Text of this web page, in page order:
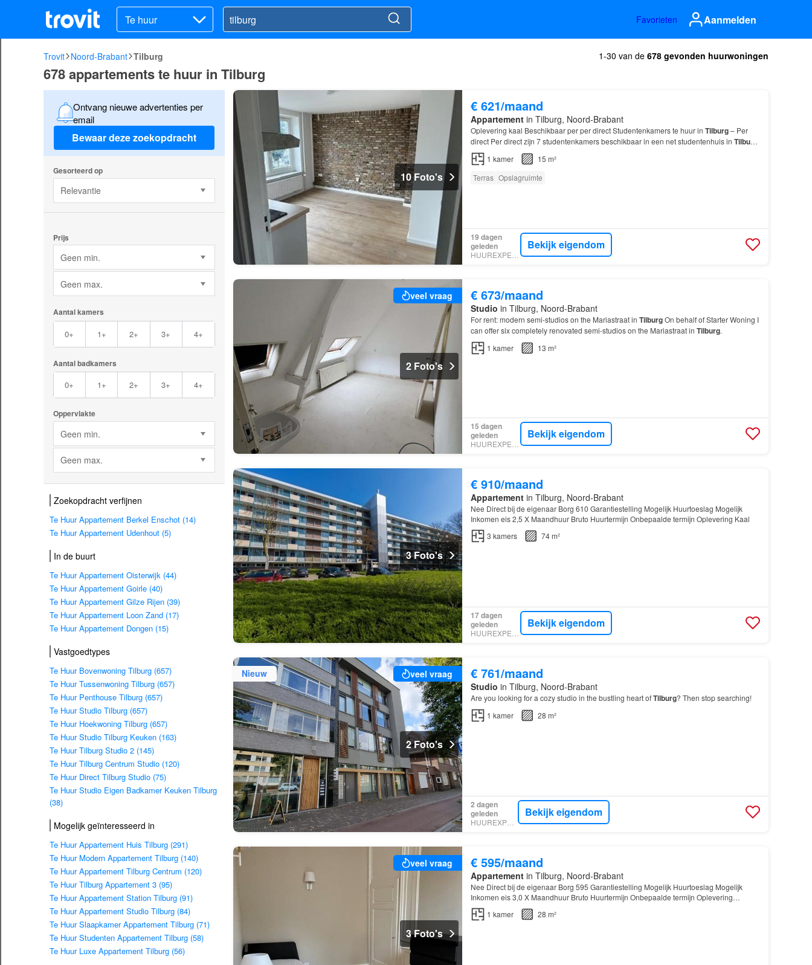
Te huur Favorieten Aanmelden
Trovit Noord-Brabant Tilburg 1-30 van de 678 gevonden huurwoningen
678 appartements te huur in Tilburg
Ontvang nieuwe advertenties per
email
Bewaar deze zoekopdracht
Gesorteerd op
Relevantie
Prijs
Geen min.
Geen max.
Aantal kamers
0+ 1+ 2+ 3+ 4+
Aantal badkamers
0+ 1+ 2+ 3+ 4+
Oppervlakte
Geen min.
Geen max.
Zoekopdracht verfijnen
Te Huur Appartement Berkel Enschot (14)
Te Huur Appartement Udenhout (5)
In de buurt
Te Huur Appartement Oisterwijk (44)
Te Huur Appartement Goirle (40)
Te Huur Appartement Gilze Rijen (39)
Te Huur Appartement Loon Zand (17)
Te Huur Appartement Dongen (15)
Vastgoedtypes
Te Huur Bovenwoning Tilburg (657)
Te Huur Tussenwoning Tilburg (657)
Te Huur Penthouse Tilburg (657)
Te Huur Studio Tilburg (657)
Te Huur Hoekwoning Tilburg (657)
Te Huur Studio Tilburg Keuken (163)
Te Huur Tilburg Studio 2 (145)
Te Huur Tilburg Centrum Studio (120)
Te Huur Direct Tilburg Studio (75)
Te Huur Studio Eigen Badkamer Keuken Tilburg
(38)
Mogelijk geïnteresseerd in
Te Huur Appartement Huis Tilburg (291)
Te Huur Modern Appartement Tilburg (140)
Te Huur Appartement Tilburg Centrum (120)
Te Huur Tilburg Appartement 3 (95)
Te Huur Appartement Station Tilburg (91)
Te Huur Appartement Studio Tilburg (84)
Te Huur Slaapkamer Appartement Tilburg (71)
Te Huur Studenten Appartement Tilburg (58)
Te Huur Luxe Appartement Tilburg (56)
10 Foto's
€ 621/maand
Appartementin Tilburg, Noord-Brabant
Oplevering kaal Beschikbaar per per direct Studentenkamers te huur in Tilburg– Per
direct Per direct zijn 7 studentenkamers beschikbaar in een net studentenhuis in Tilburg
Beschikbare kamers Kamer 1 15,2 m² – € 802,34 p/m –…
1 kamer
15 m²
Terras Opslagruimte
19 dagen
geleden
HUUREXPERT
Bekijk eigendom
veel vraag
2 Foto's
€ 673/maand
Studio in Tilburg, Noord-Brabant
For rent: modern semi-studios on the Mariastraat in TilburgOn behalf of Starter Woning I
can offer six completely renovated semi-studios on the Mariastraat in Tilburg.
1 kamer 13 m²
15 dagen
geleden
HUUREXPERT
Bekijk eigendom
3 Foto's
€ 910/maand
Appartementin Tilburg, Noord-Brabant
Nee Direct bij de eigenaar Borg 610 Garantiestelling Mogelijk Huurtoeslag Mogelijk
Inkomen eis 2,5 X Maandhuur Bruto Huurtermijn Onbepaalde termijn Oplevering Kaal
3 kamers 74 m²
17 dagen
geleden
HUUREXPERT
Bekijk eigendom
Nieuw veel vraag
2 Foto's
€ 761/maand
Studio in Tilburg, Noord-Brabant
Are you looking for a cozy studio in the bustling heart ofTilburg? Then stop searching!
1 kamer 28 m²
2 dagen
geleden
HUUREXPERT
Bekijk eigendom
veel vraag
3 Foto's
€ 595/maand
Appartementin Tilburg, Noord-Brabant
Nee Direct bij de eigenaar Borg 595 Garantiestelling Mogelijk Huurtoeslag Mogelijk
Inkomen eis 3,0 X Maandhuur Bruto Huurtermijn Onbepaalde termijn Oplevering
Gestoffeerd
1 kamer 28 m²